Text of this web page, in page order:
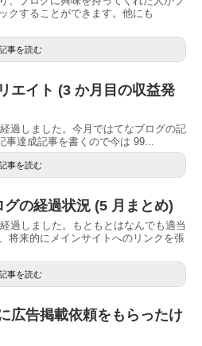
クすることができます。他にも
事を読む
エイト (3 か月目の収益発
過しました。今月ではてなブログの記
達成記事を書くので今は 99...
事を読む
の経過状況 (5 月まとめ)
過しました。もともとはなんでも適当
将来的にメインサイトへのリンクを張
事を読む
広告掲載依頼をもらったけ